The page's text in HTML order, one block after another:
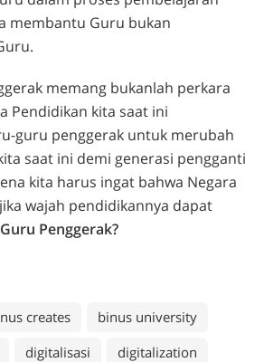
membantu Guru bukan
memang bukanlah perkara
Pendidikan kita saat ini
guru penggerak untuk merubah
saat ini demi generasi pengganti
kita harus ingat bahwa Negara
wajah pendidikannya dapat
Penggerak?
creates
binus university
digitalisasi
digitalization